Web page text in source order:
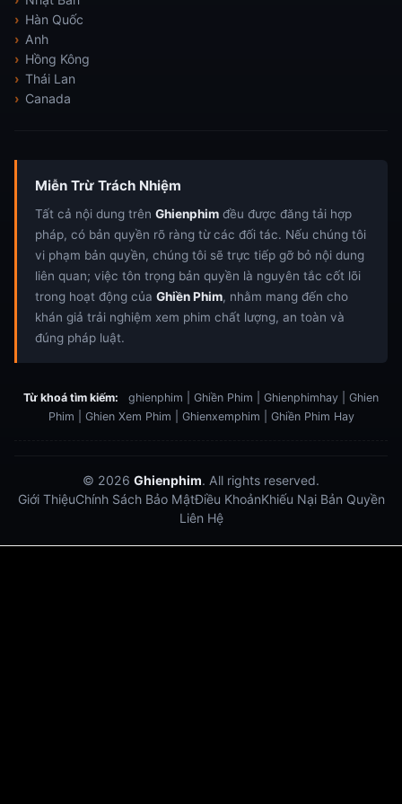
Hàn Quốc
Anh
Hồng Kông
Thái Lan
Canada
Miễn Trừ Trách Nhiệm
Tất cả nội dung trên Ghienphim đều được đăng tải hợp
pháp, có bản quyền rõ ràng từ các đối tác. Nếu chúng tôi
vi phạm bản quyền, chúng tôi sẽ trực tiếp gỡ bỏ nội dung
liên quan; việc tôn trọng bản quyền là nguyên tắc cốt lõi
trong hoạt động của Ghiền Phim, nhằm mang đến cho
khán giả trải nghiệm xem phim chất lượng, an toàn và
đúng pháp luật.
Từ khoá tìm kiếm:
ghienphim | Ghiền Phim | Ghienphimhay | Ghien
Phim | Ghien Xem Phim | Ghienxemphim | Ghiền Phim Hay
© 2026 Ghienphim. All rights reserved.
Giới ThiệuChính Sách Bảo MậtĐiều KhoảnKhiếu Nại Bản Quyền
Liên Hệ